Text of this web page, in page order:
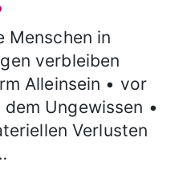
Menschen in
verbleiben
Alleinsein • vor
Ungewissen •
Verlusten